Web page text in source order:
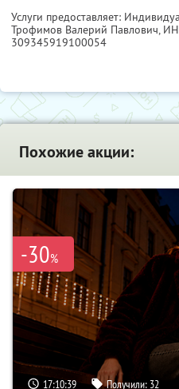
Услуги предоставляет:
Трофимов Валерий Павлович,
309345919100054
Похожие акции:
-30%
17:10:38 Получили: 32